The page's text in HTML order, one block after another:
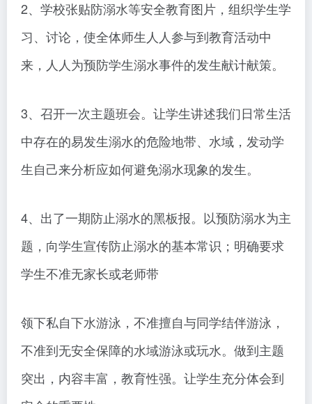
2、学校张贴防溺水等安全教育图片，组织学生学
习、讨论，使全体师生人人参与到教育活动中
来，人人为预防学生溺水事件的发生献计献策。
3、召开一次主题班会。让学生讲述我们日常生活
中存在的易发生溺水的危险地带、水域，发动学
生自己来分析应如何避免溺水现象的发生。
4、出了一期防止溺水的黑板报。以预防溺水为主
题，向学生宣传防止溺水的基本常识；明确要求
学生不准无家长或老师带
领下私自下水游泳，不准擅自与同学结伴游泳，
不准到无安全保障的水域游泳或玩水。做到主题
突出，内容丰富，教育性强。让学生充分体会到